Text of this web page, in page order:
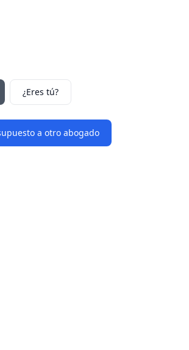
¿Eres tú?
a otro abogado